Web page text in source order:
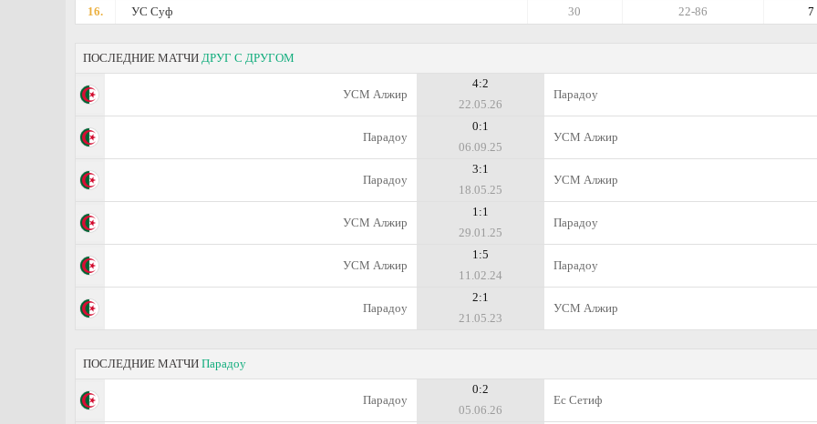
16.
УС Суф 7
22-86
30
ПОСЛЕДНИЕ МАТЧИ ДРУГ С ДРУГОМ
УСМ Алжир
4:2
22.05.26
Парадоу
Парадоу
0:1
06.09.25
УСМ Алжир
Парадоу
3:1
18.05.25
УСМ Алжир
УСМ Алжир
1:1
29.01.25
Парадоу
УСМ Алжир
1:5
11.02.24
Парадоу
Парадоу
2:1
21.05.23
УСМ Алжир
ПОСЛЕДНИЕ МАТЧИ Парадоу
Парадоу
0:2
05.06.26
Ес Сетиф